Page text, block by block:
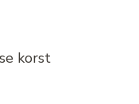
korst